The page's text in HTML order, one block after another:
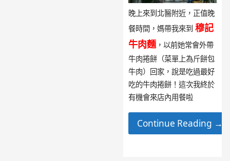
晚上來到北醫附近，正值晚
餐時間，媽帶我來到穆記
牛肉麵 ，以前她常會外帶
牛肉捲餅（菜單上為斤餅包
牛肉）回家，說是吃過最好
吃的牛肉捲餅！這次我終於
有機會來店內用餐啦
Continue Reading →